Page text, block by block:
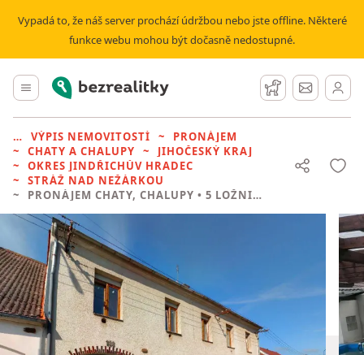
Vypadá to, že náš server prochází údržbou nebo jste offline. Některé
funkce webu mohou být dočasně nedostupné.
Hlavní menu
Bezrealitky Hlídací pes
Zprávy
VÝPIS NEMOVITOSTÍ
PRONÁJEM
CHATY A CHALUPY
JIHOČESKÝ KRAJ
OKRES JINDŘICHŮV HRADEC
STRÁŽ NAD NEŽÁRKOU
PRONÁJEM CHATY, CHALUPY • 5 LOŽNIC BEZ REALITKY